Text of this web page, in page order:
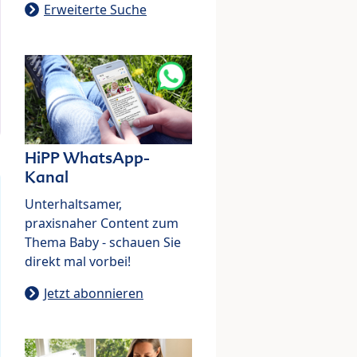
Erweiterte Suche
HiPP WhatsApp-
Kanal
Unterhaltsamer,
praxisnaher Content zum
Thema Baby - schauen Sie
direkt mal vorbei!
Jetzt abonnieren